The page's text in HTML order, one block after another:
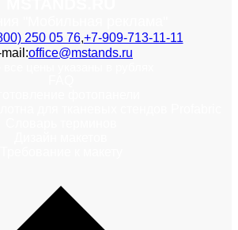
250 05 76,+7-909-713-11-11
mail:office@mstands.ru